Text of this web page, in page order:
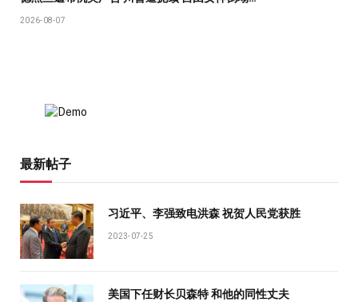
2026-08-07
最新帖子
习近平、李强致电洪森 祝贺人民党获胜
2023-07-25
美国下任财长贝森特 和他的同性丈夫